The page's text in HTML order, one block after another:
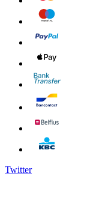
Twitter